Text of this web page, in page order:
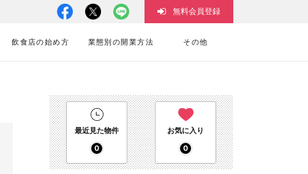
飲食店の始め方 業態別の開業方法 その他
無料会員登録
最近見た物件
0
お気に入り
0